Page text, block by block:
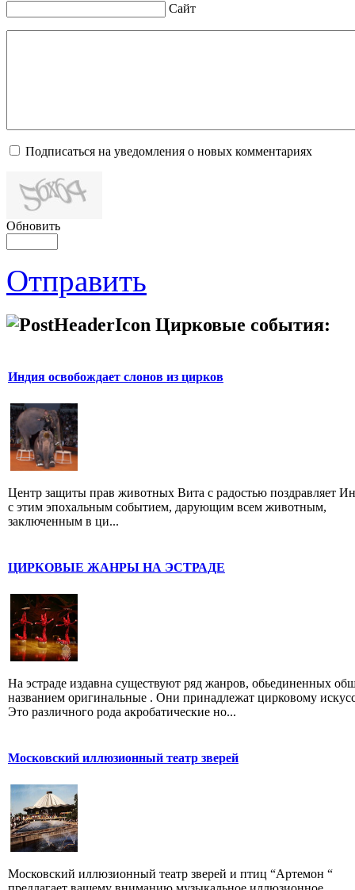
Сайт
Подписаться на уведомления о новых комментариях
Обновить
Отправить
Цирковые события:
Индия освобождает слонов из цирков
Центр защиты прав животных Вита с радостью поздравляет
с этим эпохальным событием, дарующим всем животным,
заключенным в ци...
ЦИРКОВЫЕ ЖАНРЫ НА ЭСТРАДЕ
На эстраде издавна существуют ряд жанров, обьединенных
названием оригинальные . Они принадлежат цирковому
Это различного рода акробатические но...
Московский иллюзионный театр зверей
Московский иллюзионный театр зверей и птиц “Артемон “